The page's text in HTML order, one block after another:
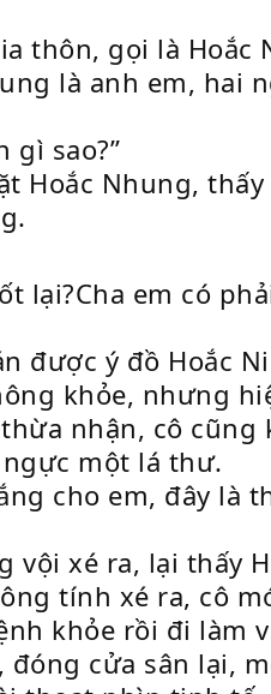
thôn, gọi là Hoắc
là anh em, hai
gì sao?”
Hoắc Nhung,
lại?Cha em có
được ý đồ Hoắc
khỏe, nhưng
nhận, cô
một lá thư.
cho em, đây là
vội xé ra, lại thấy
tính xé ra, cô
khỏe rồi đi làm
cửa sân lại,